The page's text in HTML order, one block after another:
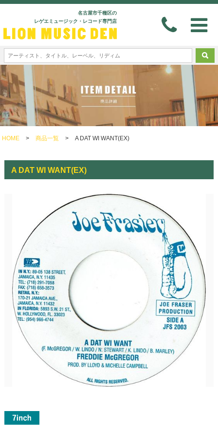
名古屋市千種区の
レゲエミュージック・レコード専門店
HOME > 商品一覧 > A DAT WI WANT(EX)
A DAT WI WANT(EX)